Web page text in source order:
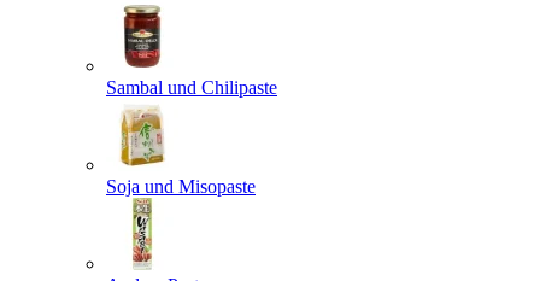
Sambal und Chilipaste
Soja und Misopaste